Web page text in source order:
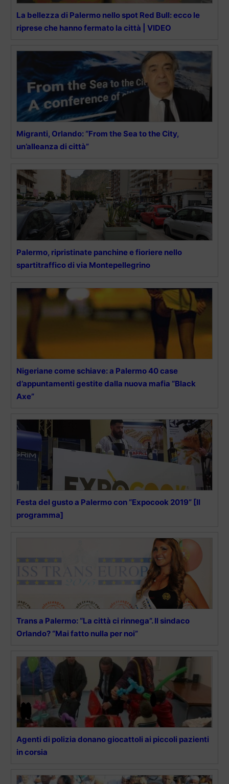
La bellezza di Palermo nello spot Red Bull: ecco le
riprese che hanno fermato la città | VIDEO
Migranti, Orlando: “From the Sea to the City,
un’alleanza di città”
Palermo, ripristinate panchine e fioriere nello
spartitraffico di via Montepellegrino
Nigeriane come schiave: a Palermo 40 case
d’appuntamenti gestite dalla nuova mafia “Black
Axe”
Festa del gusto a Palermo con “Expocook 2019” [Il
programma]
Trans a Palermo: “La città ci rinnega”. Il sindaco
Orlando? “Mai fatto nulla per noi”
Agenti di polizia donano giocattoli ai piccoli pazienti
in corsia